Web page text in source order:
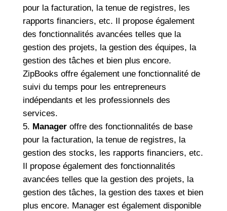
pour la facturation, la tenue de registres, les
rapports financiers, etc. Il propose également
des fonctionnalités avancées telles que la
gestion des projets, la gestion des équipes, la
gestion des tâches et bien plus encore.
ZipBooks offre également une fonctionnalité de
suivi du temps pour les entrepreneurs
indépendants et les professionnels des
services.
Manageroffre des fonctionnalités de base
pour la facturation, la tenue de registres, la
gestion des stocks, les rapports financiers, etc.
Il propose également des fonctionnalités
avancées telles que la gestion des projets, la
gestion des tâches, la gestion des taxes et bien
plus encore. Manager est également disponible